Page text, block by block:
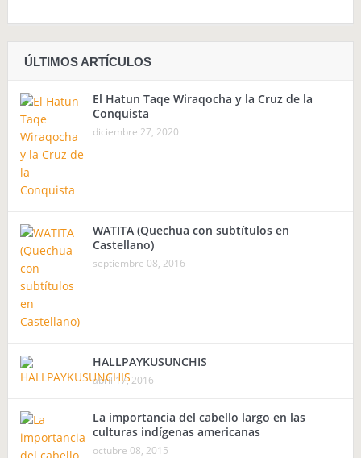
ÚLTIMOS ARTÍCULOS
El Hatun Taqe Wiraqocha y la Cruz de la
Conquista
diciembre 27, 2020
WATITA (Quechua con subtítulos en
Castellano)
septiembre 08, 2016
HALLPAYKUSUNCHIS
abril 17, 2016
La importancia del cabello largo en las
culturas indígenas americanas
octubre 08, 2015